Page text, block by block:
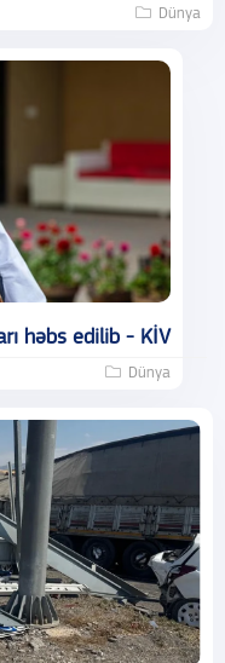
Dünya
həbs edilib - KİV
Dünya